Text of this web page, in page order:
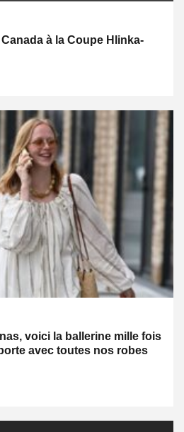
à la Coupe Hlinka-
voici la ballerine mille fois
avec toutes nos robes